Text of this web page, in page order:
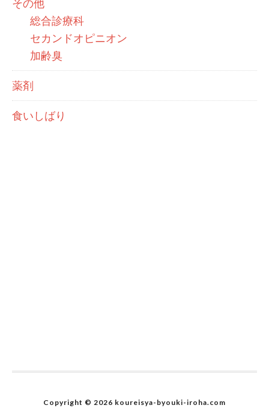
その他
総合診療科
セカンドオピニオン
加齢臭
薬剤
食いしばり
Copyright © 2026 koureisya-byouki-iroha.com